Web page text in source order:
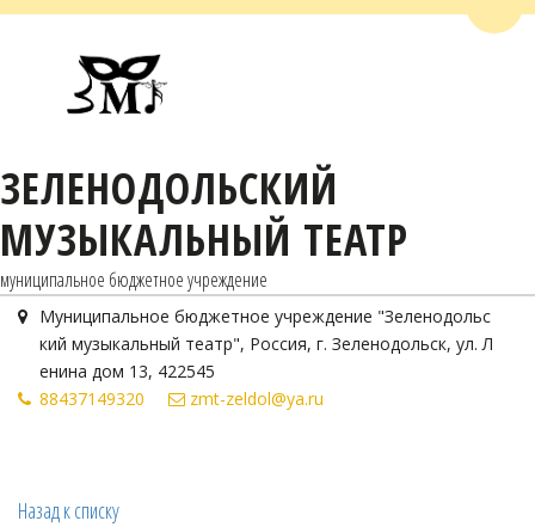
ЗЕЛЕНОДОЛЬСКИЙ
МУЗЫКАЛЬНЫЙ ТЕАТР
муниципальное бюджетное учреждение
Муниципальное бюджетное учреждение "Зеленодольс
кий музыкальный театр", Россия, г. Зеленодольск, ул. Л
енина дом 13, 422545
884371 49320 zmt-zeldol@ya.ru
Назад к списку